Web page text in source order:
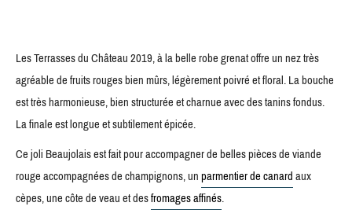
Les Terrasses du Château 2019, à la belle robe grenat offre un nez très
agréable de fruits rouges bien mûrs, légèrement poivré et floral. La bouche
est très harmonieuse, bien structurée et charnue avec des tanins fondus.
La finale est longue et subtilement épicée.
Ce joli Beaujolais est fait pour accompagner de belles pièces de viande
rouge accompagnées de champignons, unparmentier de canardaux
cèpes, une côte de veau et desfromages affinés.